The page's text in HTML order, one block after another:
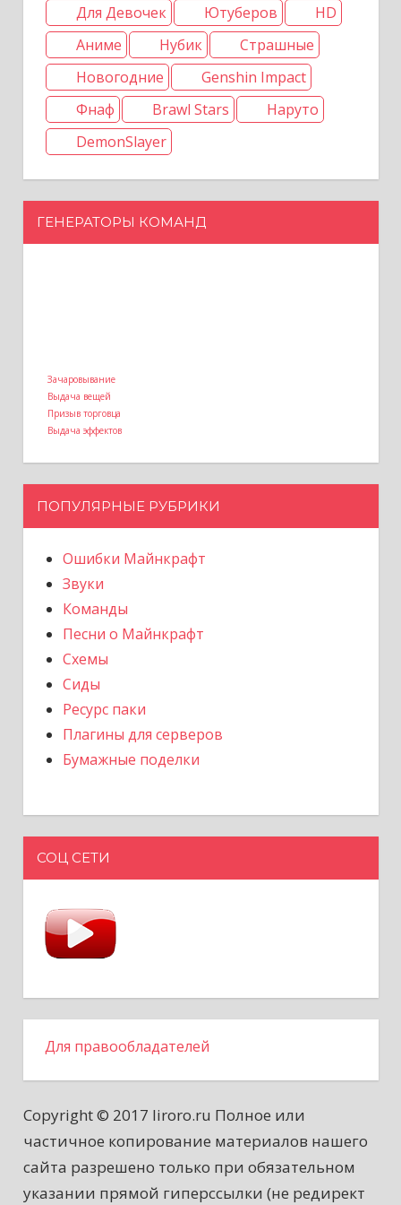
Для Девочек
Ютуберов
HD
Аниме
Нубик
Страшные
Новогодние
Genshin Impact
Фнаф
Brawl Stars
Наруто
DemonSlayer
ГЕНЕРАТОРЫ КОМАНД
Зачаровывание
Выдача вещей
Призыв торговца
Выдача эффектов
ПОПУЛЯРНЫЕ РУБРИКИ
Ошибки Майнкрафт
Звуки
Команды
Песни о Майнкрафт
Схемы
Сиды
Ресурс паки
Плагины для серверов
Бумажные поделки
СОЦ СЕТИ
Для правообладателей
Copyright © 2017 liroro.ru Полное или
частичное копирование материалов нашего
сайта разрешено только при обязательном
указании прямой гиперссылки (не редирект